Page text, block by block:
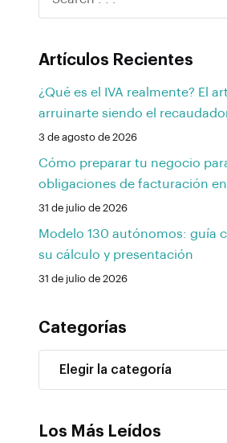
Artículos Recientes
¿Qué es el IVA realmente? El
arruinarte siendo el
3 de agosto de 2026
Cómo preparar tu negocio
obligaciones de facturación
31 de julio de 2026
Modelo 130 autónomos: guía
su cálculo y presentación
31 de julio de 2026
Categorías
Los Más Leídos